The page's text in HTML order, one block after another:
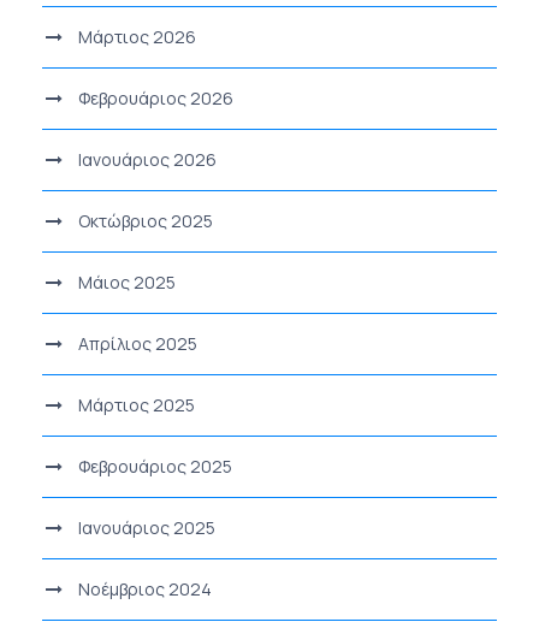
Μάρτιος 2026
Φεβρουάριος 2026
Ιανουάριος 2026
Οκτώβριος 2025
Μάιος 2025
Απρίλιος 2025
Μάρτιος 2025
Φεβρουάριος 2025
Ιανουάριος 2025
Νοέμβριος 2024